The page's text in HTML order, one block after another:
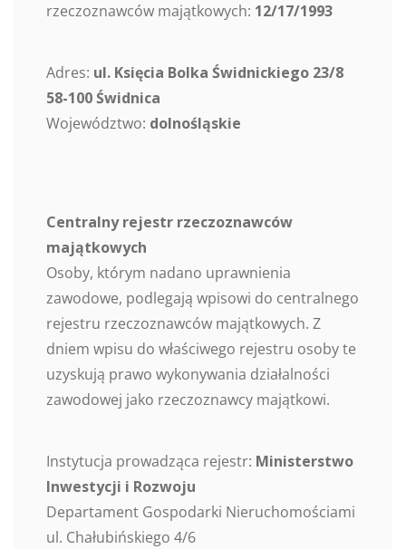
rzeczoznawców majątkowych: 12/17/1993
Adres: ul. Księcia Bolka Świdnickiego 23/8
58-100 Świdnica
Województwo: dolnośląskie
Centralny rejestr rzeczoznawców
majątkowych
Osoby, którym nadano uprawnienia
zawodowe, podlegają wpisowi do centralnego
rejestru rzeczoznawców majątkowych. Z
dniem wpisu do właściwego rejestru osoby te
uzyskują prawo wykonywania działalności
zawodowej jako rzeczoznawcy majątkowi.
Instytucja prowadząca rejestr: Ministerstwo
Inwestycji i Rozwoju
Departament Gospodarki Nieruchomościami
ul. Chałubińskiego 4/6